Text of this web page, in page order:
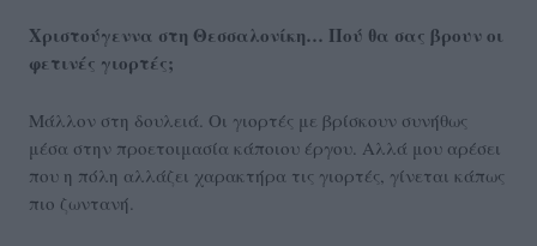
Χριστούγεννα στη Θεσσαλονίκη… Πού θα σας βρουν οι
φετινές γιορτές;
Μάλλον στη δουλειά. Οι γιορτές με βρίσκουν συνήθως
μέσα στην προετοιμασία κάποιου έργου. Αλλά μου αρέσει
που η πόλη αλλάζει χαρακτήρα τις γιορτές, γίνεται κάπως
πιο ζωντανή.